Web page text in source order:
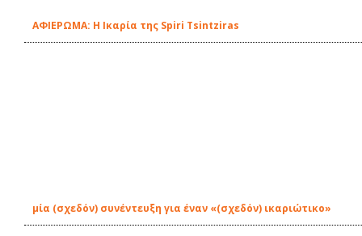
ΑΦΙΕΡΩΜΑ: Η Ικαρία της Spiri Tsintziras
μία (σχεδόν) συνέντευξη για έναν «(σχεδόν) ικαριώτικο»